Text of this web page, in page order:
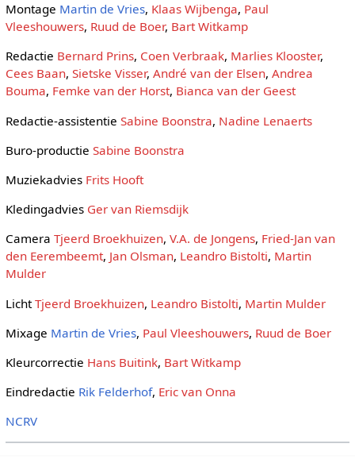
Montage Martin de Vries, Klaas Wijbenga, Paul
Vleeshouwers, Ruud de Boer, Bart Witkamp
Redactie Bernard Prins, Coen Verbraak, Marlies Klooster,
Cees Baan, Sietske Visser, André van der Elsen, Andrea
Bouma, Femke van der Horst, Bianca van der Geest
Redactie-assistentie Sabine Boonstra, Nadine Lenaerts
Buro-productie Sabine Boonstra
Muziekadvies Frits Hooft
Kledingadvies Ger van Riemsdijk
Camera Tjeerd Broekhuizen, V.A. de Jongens, Fried-Jan van
den Eerembeemt, Jan Olsman, Leandro Bistolti, Martin
Mulder
LichtTjeerd Broekhuizen, Leandro Bistolti, Martin Mulder
Mixage Martin de Vries, Paul Vleeshouwers, Ruud de Boer
Kleurcorrectie Hans Buitink, Bart Witkamp
Eindredactie Rik Felderhof, Eric van Onna
NCRV